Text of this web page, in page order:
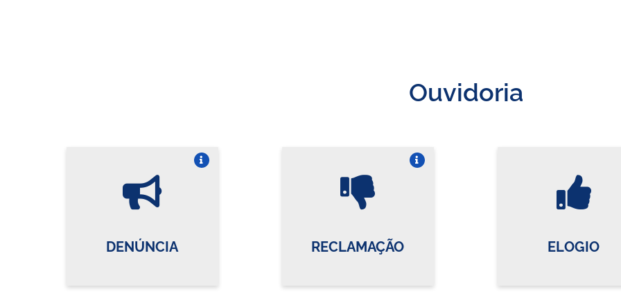
Ouvidoria
DENÚNCIA RECLAMAÇÃO ELOGIO